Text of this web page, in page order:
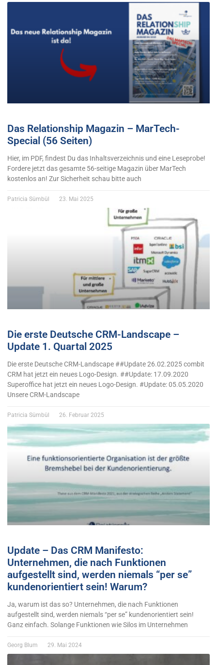
Das Relationship Magazin – MarTech-
Special (56 Seiten)
Hier, im PDF, findest Du das Inhaltsverzeichnis und eine Leseprobe!
Fordere jetzt das gesamte 56-seitige Magazin über MarTech
kostenlos an! Zur Sicherheit schau bitte auch
Patricia Sümbül 23. Mai 2025
Die erste Deutsche CRM-Landscape –
Update 1. Quartal 2025
Die erste Deutsche CRM-Landscape ##Update 26.02.2025 combit
CRM hat jetzt ein neues Logo-Design. ##Update: 17.09.2020
Superoffice hat jetzt ein neues Logo-Design. #Update: 05.05.2020
Unsere CRM-Landscape
Patricia Sümbül 26. Februar 2025
Update – Das CRM Manifesto:
Unternehmen, die nach Funktionen
aufgestellt sind, werden niemals “per se”
kundenorientiert sein! Warum?
Ja, warum ist das so? Unternehmen, die nach Funktionen
aufgestellt sind, werden niemals “per se” kundenorientiert sein!
Ganz einfach. Solange Funktionen wie Silos im Unternehmen
Georg Blum 29. Mai 2024